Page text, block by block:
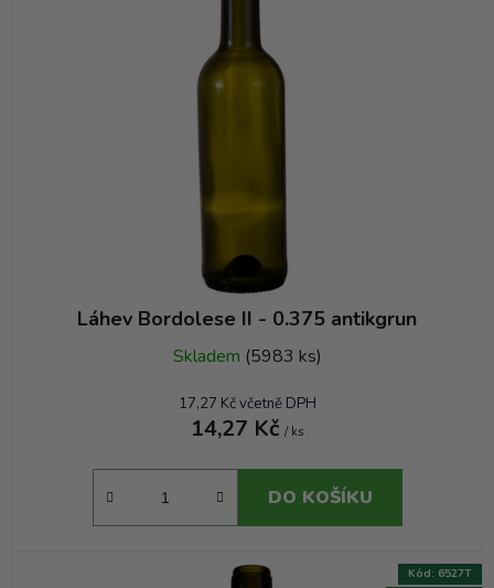
Láhev Bordolese II - 0.375 antikgrun
Skladem (5983 ks)
17,27 Kč včetně DPH
14,27 Kč / ks
DO KOŠÍKU
Kód: 6527T